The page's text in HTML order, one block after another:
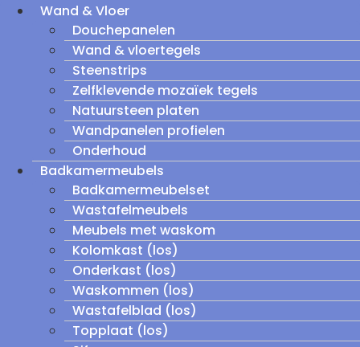
Wand & Vloer
Douchepanelen
Wand & vloertegels
Steenstrips
Zelfklevende mozaïek tegels
Natuursteen platen
Wandpanelen profielen
Onderhoud
Badkamermeubels
Badkamermeubelset
Wastafelmeubels
Meubels met waskom
Kolomkast (los)
Onderkast (los)
Waskommen (los)
Wastafelblad (los)
Topplaat (los)